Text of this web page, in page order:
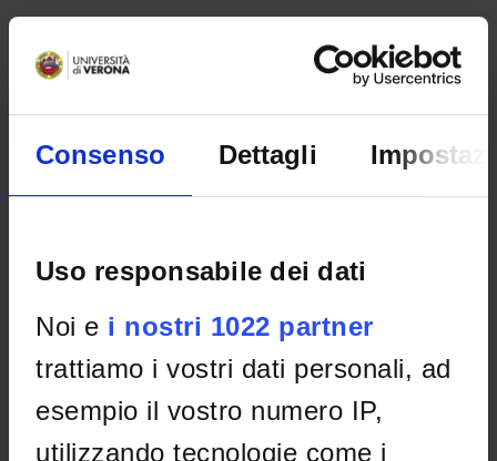
Consenso Dettagli
Uso responsabile dei dati
Noi e i nostri 1022 partner
trattiamo i vostri dati personali, ad
esempio il vostro numero IP,
utilizzando tecnologie come i
ORGANISATION
GOVERNANCE